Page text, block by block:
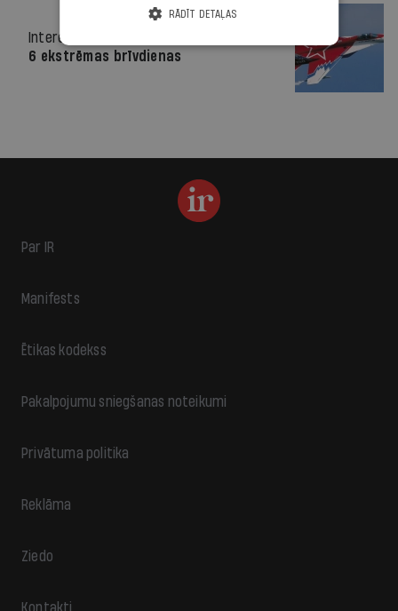
Interesanti
6 ekstrēmas brīvdienas
Par IR
Manifests
Ētikas kodekss
Pakalpojumu sniegšanas noteikumi
Privātuma politika
Reklāma
Ziedo
Kontakti
RĀDĪT DETAĻAS